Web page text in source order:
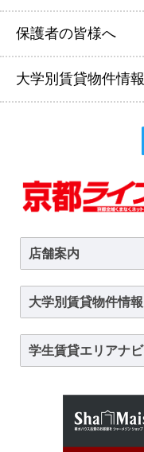
保護者の皆様へ
大学別賃貸物件情報
店舗案内
大学別賃貸物件情報
学生賃貸エリアナビ